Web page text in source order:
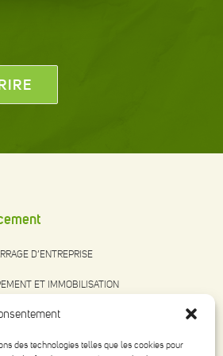
des technologies telles que les cookies pour
D’ENTREPRISE
ET IMMOBILISATION
DE ROULEMENT
ET ACHAT D’ENTREPRISE